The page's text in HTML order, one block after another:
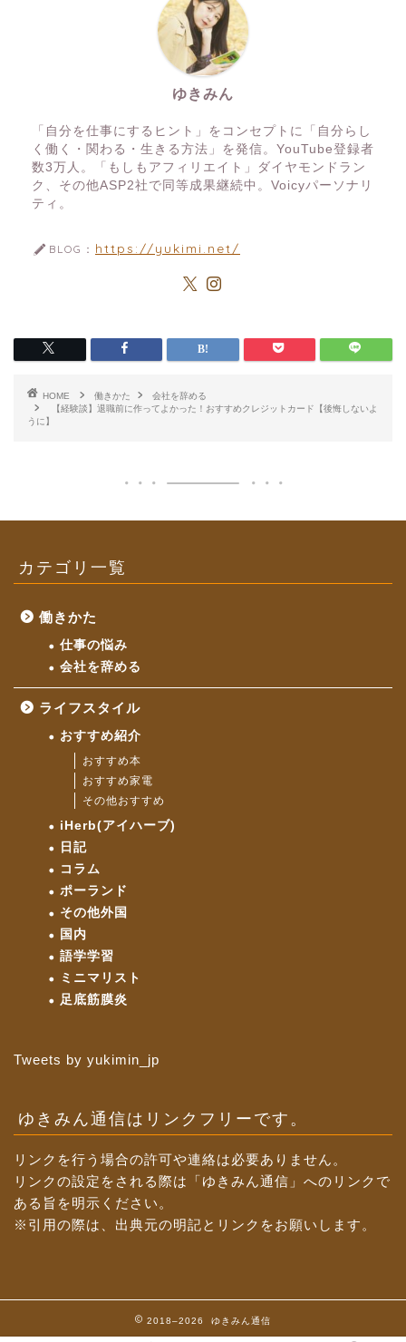
ゆきみん
「自分を仕事にするヒント」をコンセプトに「自分らし
く働く・関わる・生きる方法」を発信。YouTube登録者
数3万人。「もしもアフィリエイト」ダイヤモンドラン
ク、その他ASP2社で同等成果継続中。Voicyパーソナリ
ティ。
BLOG： https://yukimi.net/
HOME 働きかた
会社を辞める
【経験談】退職前に作ってよかった！おすすめクレジットカード【後悔しないよ
うに】
カテゴリ一覧
働きかた
仕事の悩み
会社を辞める
ライフスタイル
おすすめ紹介
おすすめ本
おすすめ家電
その他おすすめ
iHerb(アイハーブ)
日記
コラム
ポーランド
その他外国
国内
語学学習
ミニマリスト
足底筋膜炎
Tweets by yukimin_jp
ゆきみん通信はリンクフリーです。
リンクを行う場合の許可や連絡は必要ありません。
リンクの設定をされる際は「ゆきみん通信」へのリンクで
ある旨を明示ください。
※引用の際は、出典元の明記とリンクをお願いします。
2018–2026 ゆきみん通信